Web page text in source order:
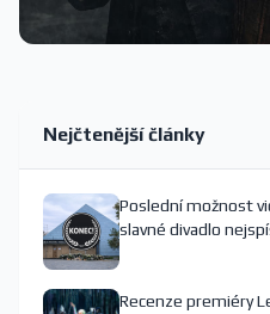
Nejčtenější články
Poslední možnost
slavné divadlo
Recenze premiéry